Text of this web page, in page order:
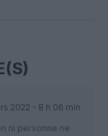
2022 - 8 h 06 min
ni personne ne